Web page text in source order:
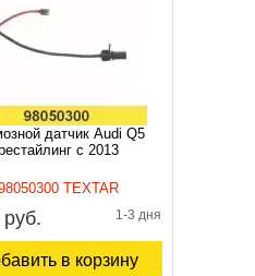
датчик Audi Q5
с 2013
TEXTAR
1-3 дня
в корзину